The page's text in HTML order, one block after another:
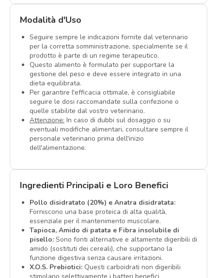
Modalità d'Uso
Seguire sempre le indicazioni fornite dal veterinario
per la corretta somministrazione, specialmente se il
prodotto è parte di un regime terapeutico.
Questo alimento è formulato per supportare la
gestione del peso e deve essere integrato in una
dieta equilibrata.
Per garantire l'efficacia ottimale, è consigliabile
seguire le dosi raccomandate sulla confezione o
quelle stabilite dal vostro veterinario.
Attenzione: In caso di dubbi sul dosaggio o su
eventuali modifiche alimentari, consultare sempre il
personale veterinario prima dell'inizio
dell'alimentazione.
Ingredienti Principali e Loro Benefici
Pollo disidratato (20%) e Anatra disidratata:
Forniscono una base proteica di alta qualità,
essenziale per il mantenimento muscolare.
Tapioca, Amido di patata e Fibra insolubile di
pisello: Sono fonti alternative e altamente digeribili di
amido (sostituti dei cereali), che supportano la
funzione digestiva senza causare irritazioni.
X.O.S. Prebiotici: Questi carboidrati non digeribili